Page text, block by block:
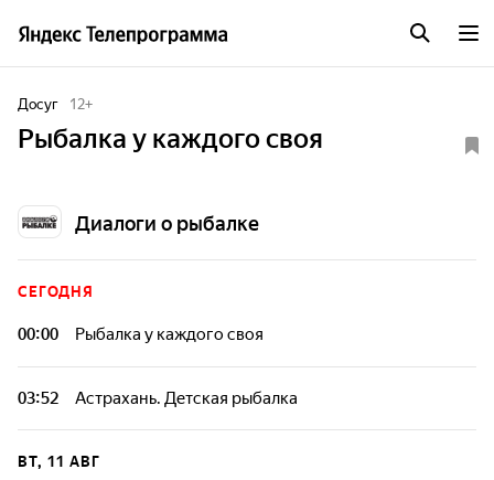
Досуг 12+
Рыбалка у каждого своя
Диалоги о рыбалке
СЕГОДНЯ
00:00 Рыбалка у каждого своя
03:52 Астрахань. Детская рыбалка
Вся команда ждала поклёвку сазана, но госпожа
Но зато с их размером и весом не жадничала. А самое
ВТ, 11 АВГ